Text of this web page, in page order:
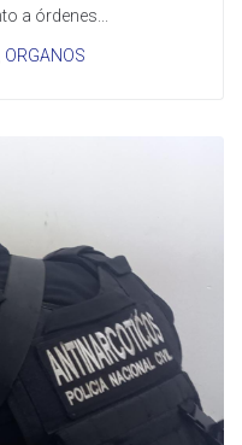
a órdenes...
ORGANOS